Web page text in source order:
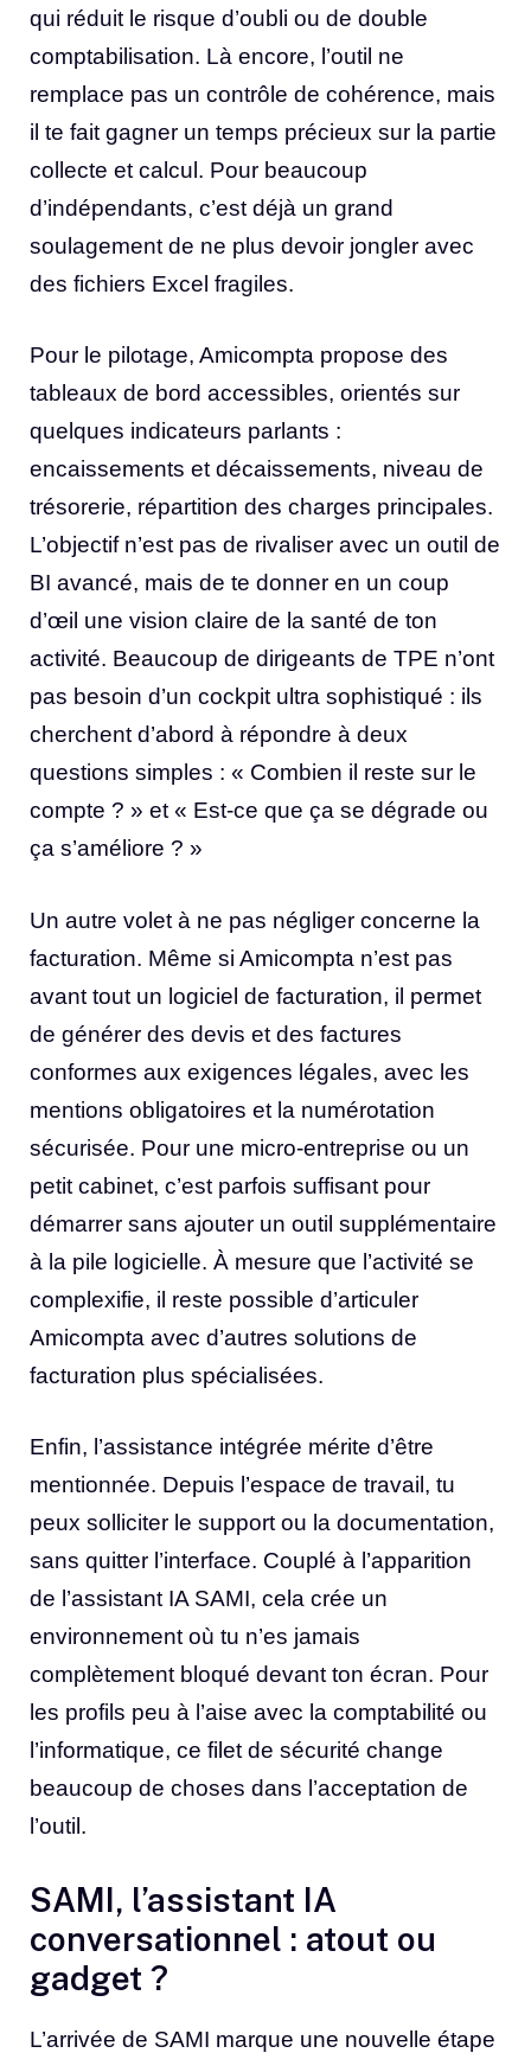
qui réduit le risque d’oubli ou de double
comptabilisation. Là encore, l’outil ne
remplace pas un contrôle de cohérence, mais
il te fait gagner un temps précieux sur la partie
collecte et calcul. Pour beaucoup
d’indépendants, c’est déjà un grand
soulagement de ne plus devoir jongler avec
des fichiers Excel fragiles.
Pour le pilotage, Amicompta propose des
tableaux de bord accessibles, orientés sur
quelques indicateurs parlants :
encaissements et décaissements, niveau de
trésorerie, répartition des charges principales.
L’objectif n’est pas de rivaliser avec un outil de
BI avancé, mais de te donner en un coup
d’œil une vision claire de la santé de ton
activité. Beaucoup de dirigeants de TPE n’ont
pas besoin d’un cockpit ultra sophistiqué : ils
cherchent d’abord à répondre à deux
questions simples : « Combien il reste sur le
compte ? » et « Est-ce que ça se dégrade ou
ça s’améliore ? »
Un autre volet à ne pas négliger concerne la
facturation. Même si Amicompta n’est pas
avant tout un logiciel de facturation, il permet
de générer des devis et des factures
conformes aux exigences légales, avec les
mentions obligatoires et la numérotation
sécurisée. Pour une micro-entreprise ou un
petit cabinet, c’est parfois suffisant pour
démarrer sans ajouter un outil supplémentaire
à la pile logicielle. À mesure que l’activité se
complexifie, il reste possible d’articuler
Amicompta avec d’autres solutions de
facturation plus spécialisées.
Enfin, l’assistance intégrée mérite d’être
mentionnée. Depuis l’espace de travail, tu
peux solliciter le support ou la documentation,
sans quitter l’interface. Couplé à l’apparition
de l’assistant IA SAMI, cela crée un
environnement où tu n’es jamais
complètement bloqué devant ton écran. Pour
les profils peu à l’aise avec la comptabilité ou
l’informatique, ce filet de sécurité change
beaucoup de choses dans l’acceptation de
l’outil.
SAMI, l’assistant IA
conversationnel : atout ou
gadget ?
L’arrivée de SAMI marque une nouvelle étape